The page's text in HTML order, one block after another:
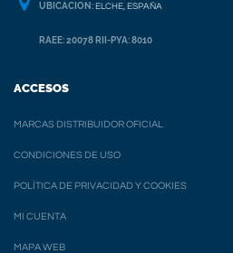
UBICACION: ELCHE, ESPAÑA
RAEE: 20078 RII-PYA: 8010
ACCESOS
MARCAS DISTRIBUIDOR OFICIAL
CONDICIONES DE USO
POLÍTICA DE PRIVACIDAD Y COOKIES
MI CUENTA
MAPA WEB